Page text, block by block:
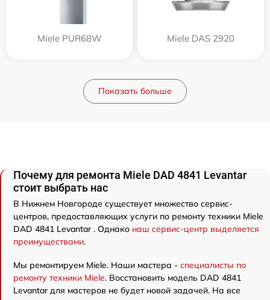
Miele PUR68W Miele DAS 2920
Показать больше
Почему для ремонта Miele DAD 4841 Levantar
стоит выбрать нас
В Нижнем Новгороде существует множество сервис-
центров, предоставляющих услуги по ремонту техники Miele
DAD 4841 Levantar . Однако наш сервис-центр выделяется
преимуществами.
Мы ремонтируем Miele. Наши мастера - специалисты по
ремонту техники Miele. Восстановить модель DAD 4841
Levantar для мастеров не будет новой задачей. На все